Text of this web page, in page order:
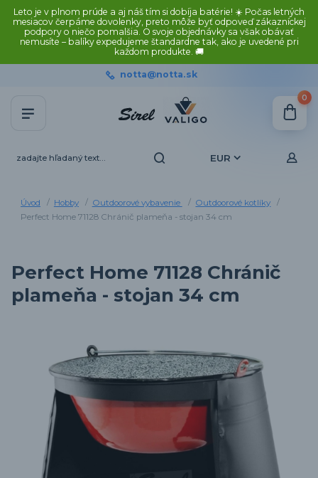
Leto je v plnom prúde a aj náš tím si dobíja batérie! ☀️ Počas letných
mesiacov čerpáme dovolenky, preto môže byť odpoveď zákazníckej
podpory o niečo pomalšia. O svoje objednávky sa však obávať
nemusíte – balíky expedujeme štandardne tak, ako je uvedené pri
každom produkte. 🚚
EUR
notta@notta.sk
0
Úvod Hobby Outdoorové vybavenie
Outdoorové kotlíky
Perfect Home 71128 Chránič plameňa - stojan 34 cm
Perfect Home 71128 Chránič
plameňa - stojan 34 cm